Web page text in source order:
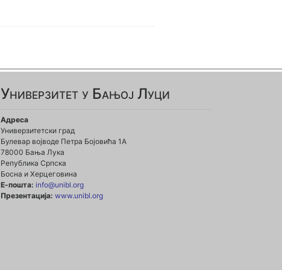
Универзитет у Бањој Луци
Адреса
Универзитетски град
Булевар војводе Петра Бојовића 1А
78000 Бања Лука
Република Српска
Босна и Херцеговина
Е-пошта: info@unibl.org
Презентација: www.unibl.org